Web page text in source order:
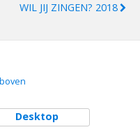
WIL JIJ ZINGEN? 2018
Desktop